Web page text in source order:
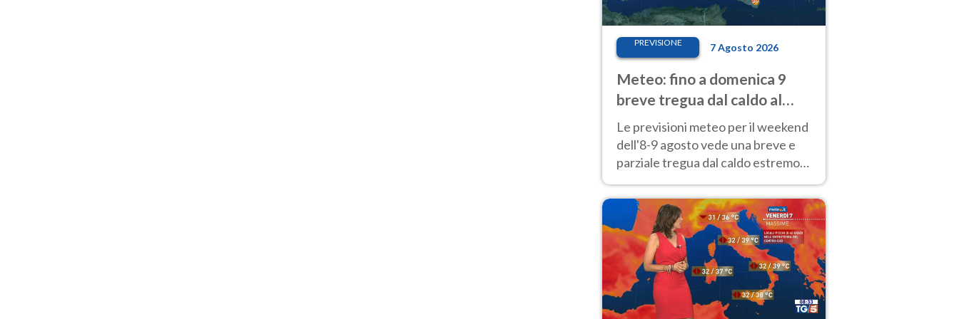
PREVISIONE 7 Agosto 2026
Meteo: fino a domenica 9
breve tregua dal caldo al
Nord! Altrove calura e afa
Le previsioni meteo per il weekend
dell'8-9 agosto vede una breve e
parziale tregua dal caldo estremo
40 gradi.